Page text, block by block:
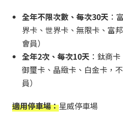
全年不限次數、每次30天 ：
界卡、世界卡、無限卡、富
會員）
全年2次、每次10天 ：鈦商
御璽卡、晶緻卡、白金卡，
員）
適用停車場：星威停車場